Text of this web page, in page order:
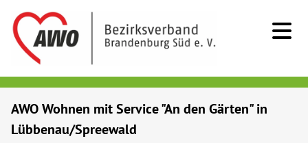
Senioren
AWO Wohnen mit Service "An den Gärten" in
Lübbenau/Spreewald